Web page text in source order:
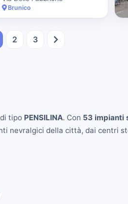
Brunico
2 3
tipo PENSILINA. Con 53 impianti
nevralgici della città, dai centri